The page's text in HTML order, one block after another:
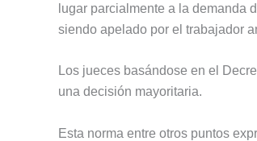
lugar parcialmente a la demanda
siendo apelado por el trabajador
Los jueces basándose en el
una decisión mayoritaria.
Esta norma entre otros puntos